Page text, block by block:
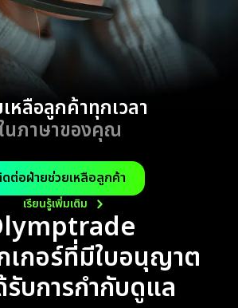
หลือลูกค้าทุกเวลา
นภาษาของคุณ
ต่อฝ่ายช่วยเหลือลูกค้า
เรียนรู้เพิ่มเติม
เกอร์ที่มีใบอนุญาต
รับการกำกับดูแล